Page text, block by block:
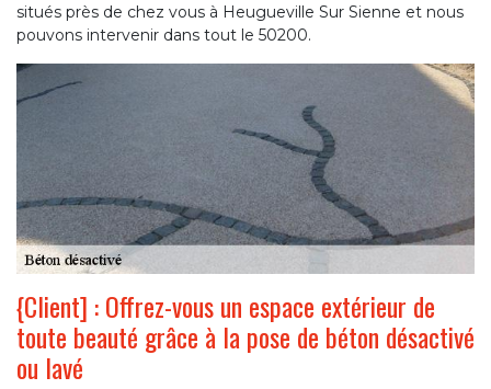
situés près de chez vous à Heugueville Sur Sienne et nous
pouvons intervenir dans tout le 50200.
{Client] : Offrez-vous un espace extérieur de
toute beauté grâce à la pose de béton désactivé
ou lavé